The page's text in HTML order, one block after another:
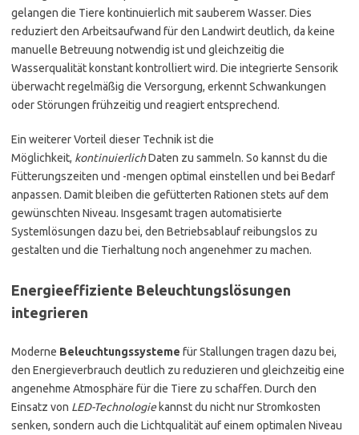
gelangen die Tiere kontinuierlich mit sauberem Wasser. Dies
reduziert den Arbeitsaufwand für den Landwirt deutlich, da keine
manuelle Betreuung notwendig ist und gleichzeitig die
Wasserqualität konstant kontrolliert wird. Die integrierte Sensorik
überwacht regelmäßig die Versorgung, erkennt Schwankungen
oder Störungen frühzeitig und reagiert entsprechend.
Ein weiterer Vorteil dieser Technik ist die
Möglichkeit, kontinuierlichDaten zu sammeln. So kannst du die
Fütterungszeiten und -mengen optimal einstellen und bei Bedarf
anpassen. Damit bleiben die gefütterten Rationen stets auf dem
gewünschten Niveau. Insgesamt tragen automatisierte
Systemlösungen dazu bei, den Betriebsablauf reibungslos zu
gestalten und die Tierhaltung noch angenehmer zu machen.
Energieeffiziente Beleuchtungslösungen
integrieren
Moderne Beleuchtungssysteme für Stallungen tragen dazu bei,
den Energieverbrauch deutlich zu reduzieren und gleichzeitig eine
angenehme Atmosphäre für die Tiere zu schaffen. Durch den
Einsatz von LED-Technologiekannst du nicht nur Stromkosten
senken, sondern auch die Lichtqualität auf einem optimalen Niveau